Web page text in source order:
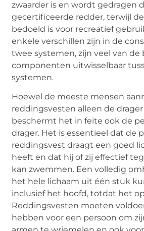
zwaarder is en wordt gedragen
gecertificeerde redder, terwijl
bedoeld is voor recreatief
enkele verschillen zijn in de
twee systemen, zijn veel van de
componenten uitwisselbaar
systemen.
Hoewel de meeste mensen
reddingsvesten alleen de
beschermt het in feite ook de
drager. Het is essentieel dat de
reddingsvest draagt een goed
heeft en dat hij of zij effectief
kan zwemmen. Een volledig
het hele lichaam uit één stuk
inclusief het hoofd, totdat het
Reddingsvesten moeten
hebben voor een persoon om